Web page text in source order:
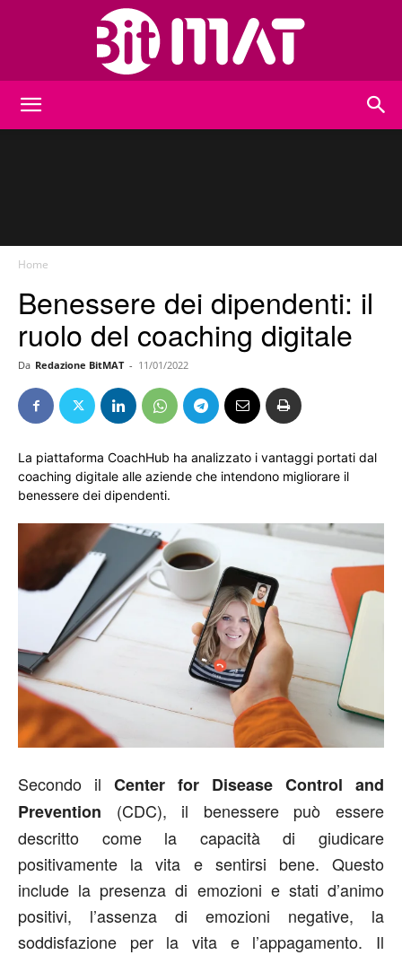
Home
Benessere dei dipendenti: il
ruolo del coaching digitale
Da Redazione BitMAT - 11/01/2022
La piattaforma CoachHub ha analizzato i vantaggi portati dal
coaching digitale alle aziende che intendono migliorare il
benessere dei dipendenti.
Secondo il Center for Disease Control and
Prevention (CDC), il benessere può essere
descritto come la capacità di giudicare
positivamente la vita e sentirsi bene. Questo
include la presenza di emozioni e stati d’animo
positivi, l’assenza di emozioni negative, la
soddisfazione per la vita e l’appagamento. Il